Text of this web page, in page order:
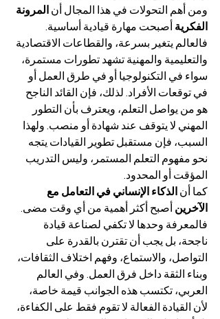
ومن أهم التحولات في هذا المجال أن المرونة
الفكرية أصبحت مهارة قيادية أساسية.
فالعالم يتغير بسرعة، والقطاعات الاقتصادية
والتعليمية والمهنية تشهد تطورات مستمرة،
سواء في التكنولوجيا أو في طرق العمل أو
في توقعات الأفراد. لذلك، فإن القائد الناجح
هو من يواصل التعلم، ويعترف بأن التطور
المهني لا يتوقف عند شهادة أو منصب. ولهذا
السبب، فإن مستقبل تطوير القيادات يتجه
نحو مفهوم التعلم المستمر، وليس التدريب
المؤقت أو المحدود.
كما أن الذكاء الإنساني في التعامل مع
الآخرين أصبح أكثر أهمية من أي وقت مضى.
فالمعرفة وحدها لا تكفي لصناعة قيادة
ناجحة، بل يجب أن تقترن بالقدرة على
التواصل، والاستماع، وفهم اختلاف الثقافات،
وبناء الثقة داخل فرق العمل. وفي العالم
العربي، تكتسب هذه الجوانب قيمة خاصة،
لأن القيادة الفعالة لا تقوم فقط على الكفاءة،